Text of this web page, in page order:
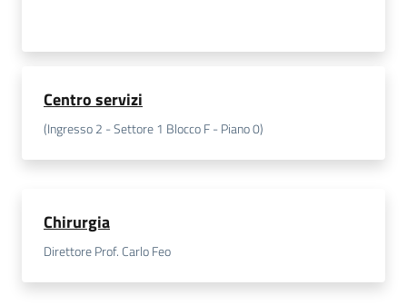
Centro servizi
(Ingresso 2 - Settore 1 Blocco F - Piano 0)
Chirurgia
Direttore Prof. Carlo Feo